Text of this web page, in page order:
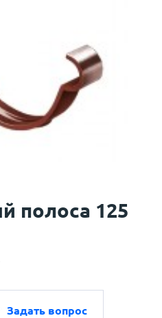
полоса 125
Задать вопрос